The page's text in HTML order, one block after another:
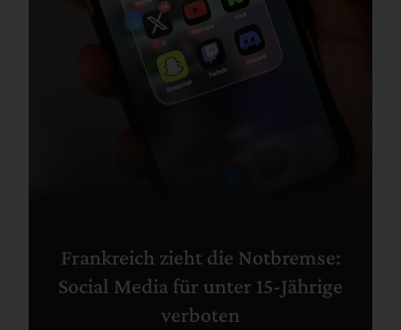
Frankreich zieht die Notbremse:
Social Media für unter 15-Jährige
verboten